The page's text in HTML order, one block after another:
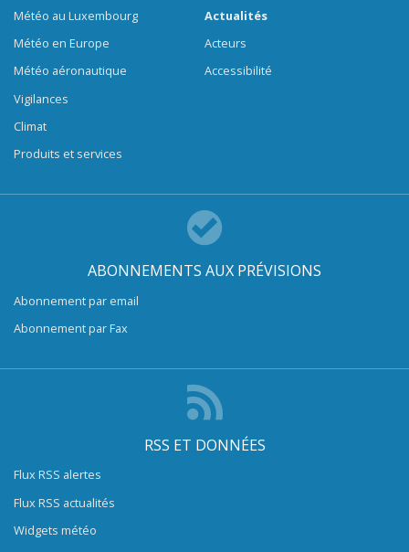
Météo au Luxembourg
Météo en Europe
Météo aéronautique
Vigilances
Climat
Produits et services
Actualités
Acteurs
Accessibilité
ABONNEMENTS AUX PRÉVISIONS
Abonnement par email
Abonnement par Fax
RSS ET DONNÉES
Flux RSS alertes
Flux RSS actualités
Widgets météo